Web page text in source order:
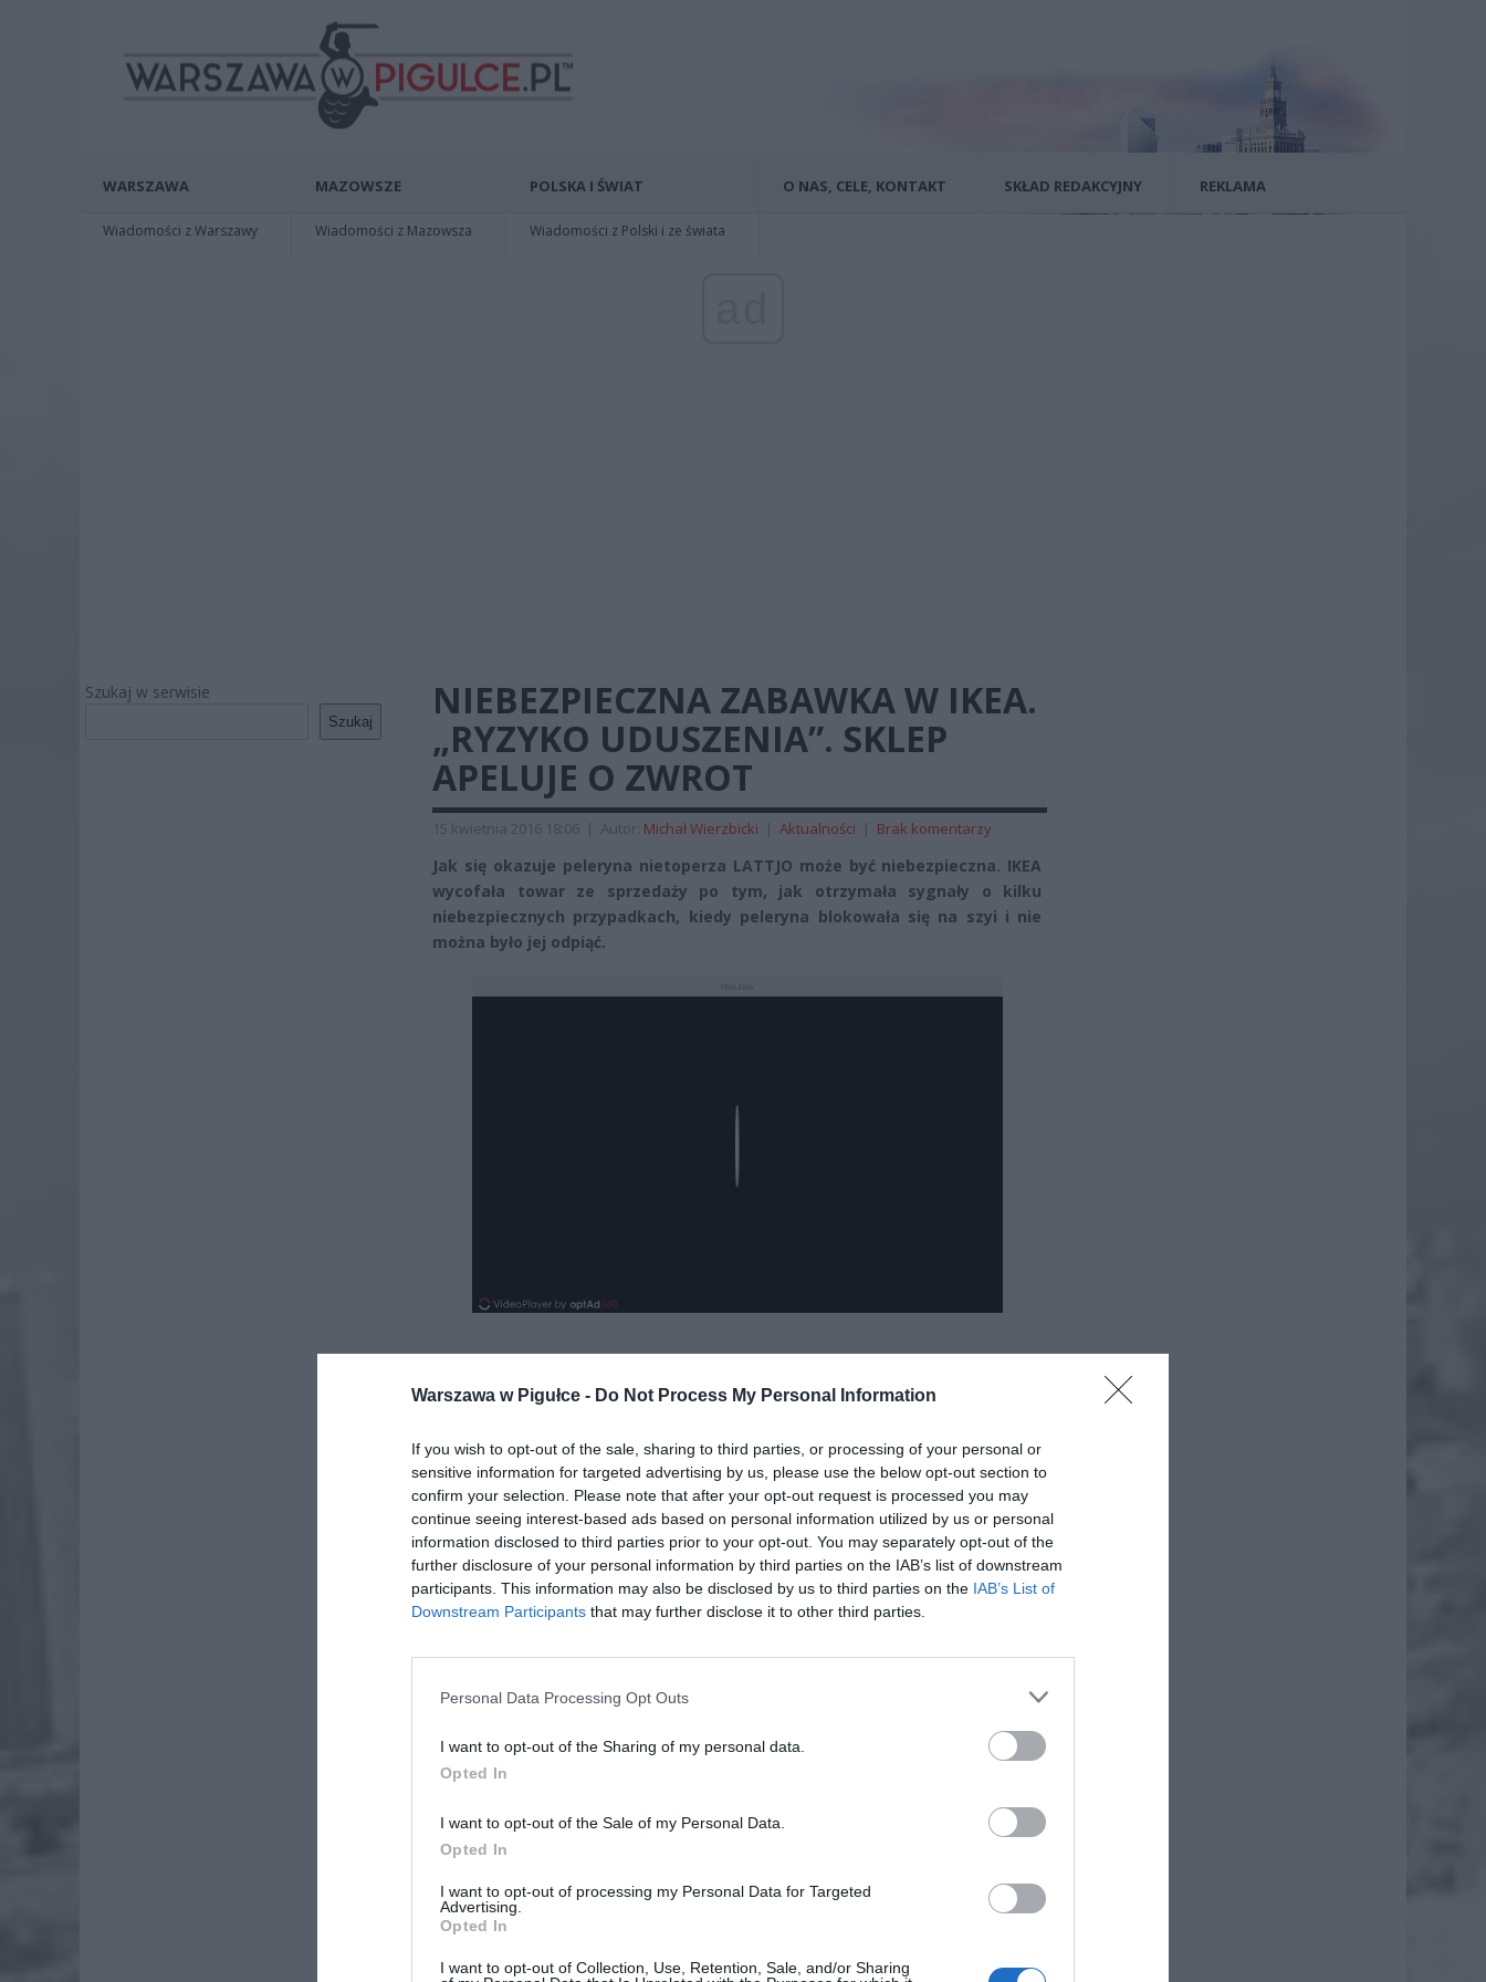
Warszawa w Pigułce - Do Not Process My Personal Information
If you wish to opt-out of the sale, sharing to third parties, or processing of your personal or
sensitive information for targeted advertising by us, please use the below opt-out section to
confirm your selection. Please note that after your opt-out request is processed you may
continue seeing interest-based ads based on personal information utilized by us or personal
information disclosed to third parties prior to your opt-out. You may separately opt-out of the
further disclosure of your personal information by third parties on the IAB’s list of downstream
participants. This information may also be disclosed by us to third parties on the IAB’s List of
Downstream Participants that may further disclose it to other third parties.
Personal Data Processing Opt Outs
I want to opt-out of the Sharing of my personal data.
Opted In
I want to opt-out of the Sale of my Personal Data.
Opted In
I want to opt-out of processing my Personal Data for Targeted
Advertising.
Opted In
I want to opt-out of Collection, Use, Retention, Sale, and/or Sharing
WARSZAWA
Wiadomości z Warszawy
MAZOWSZE
Wiadomości z Mazowsza
POLSKA I ŚWIAT
Wiadomości z Polski i ze świata
O NAS, CELE, KONTAKT SKŁAD REDAKCYJNY REKLAMA
Szukaj w serwisie
Szukaj
NIEBEZPIECZNA ZABAWKA W IKEA.
„RYZYKO UDUSZENIA”. SKLEP
APELUJE O ZWROT
15 kwietnia 2016 18:06 | Autor: Michał Wierzbicki | Aktualności | Brak komentarzy
Jak się okazuje peleryna nietoperza LATTJO może być niebezpieczna. IKEA
wycofała towar ze sprzedaży po tym, jak otrzymała sygnały o kilku
niebezpiecznych przypadkach, kiedy peleryna blokowała się na szyi i nie
można było jej odpiąć.
Dodaj nas do preferowanych źródeł w Google
„Nie dotarły do nas informacje o incydentach, które wymagałyby udzielenia pomocy